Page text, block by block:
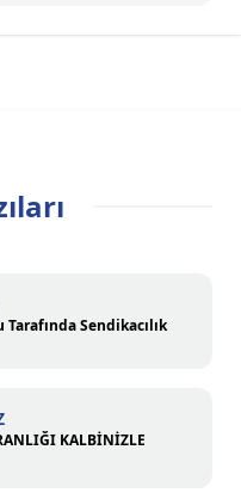
Sendikacılık
KALBİNİZLE